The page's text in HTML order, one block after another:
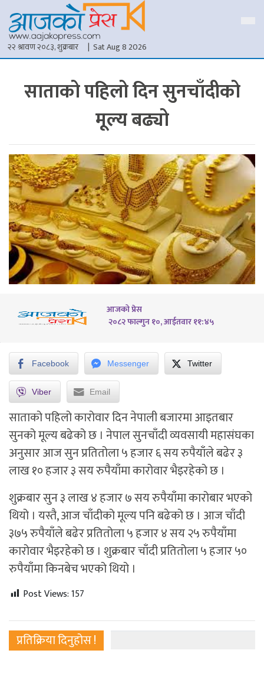
२२ श्रावण २०८३, शुक्रबार | Sat Aug 8 2026
साताको पहिलो दिन सुनचाँदीको
मूल्य बढ्यो
आजको प्रेस
२०८२ फाल्गुन १०, आईतवार ११:४५
Facebook Messenger Twitter
Viber Email
साताको पहिलो कारोवार दिन नेपाली बजारमा आइतबार
सुनको मूल्य बढेको छ । नेपाल सुनचाँदी व्यवसायी महासंघका
अनुसार आज सुन प्रतितोला ५ हजार ६ सय रुपैयाँले बढेर ३
लाख १० हजार ३ सय रुपैयाँमा कारोवार भैइरहेको छ ।
शुक्रबार सुन ३ लाख ४ हजार ७ सय रुपैयाँमा कारोबार भएको
थियो । यस्तै, आज चाँदीको मूल्य पनि बढेको छ । आज चाँदी
३७५ रुपैयाँले बढेर प्रतितोला ५ हजार ४ सय २५ रुपैयाँमा
कारोवार भैइरहेको छ । शुक्रबार चाँदी प्रतितोला ५ हजार ५०
रुपैयाँमा किनबेच भएको थियो ।
Post Views:157
प्रतिक्रिया दिनुहोस !